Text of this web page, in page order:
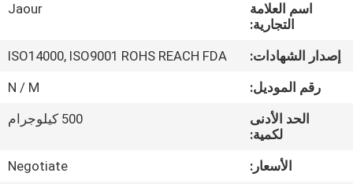
المصنع
مراقبة
الجودة
اسم العلامة
التجارية:
Jaour
إصدار الشهادات:
ISO14000, ISO9001 ROHS REACH FDA
رقم الموديل:
N / M
الحد الأدنى
لكمية:
500 كيلوجرام
الأسعار:
Negotiate